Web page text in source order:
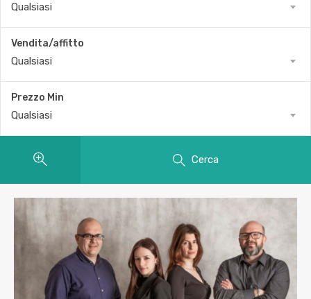
Qualsiasi
Vendita/affitto
Qualsiasi
Prezzo Min
Qualsiasi
Cerca